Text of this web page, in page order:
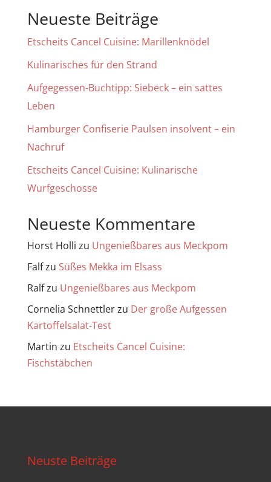
Neueste Beiträge
Etscheits Cancel Cuisine: Marillenknödel
Kulinarisches für den Strand
Aufgegessen-Buchtipp: Siebeck – ein sattes
Leben
Hamburger Confiserie Paulsen insolvent – ein
Nachruf
Etscheits Cancel Cuisine: Kulinarische
Wurfgeschosse
Neueste Kommentare
Horst Holli zu Ungenießbares aus Meckpom
Falfzu Süßes Mekka im Elsass
Ralfzu Ungenießbares aus Meckpom
Cornelia Schnettlerzu Der große Aufgessen
Kartoffelsalat-Test
Martin zu Etscheits Cancel Cuisine:
Fischstäbchen
Neuste Beiträge